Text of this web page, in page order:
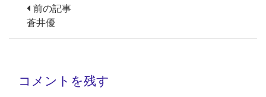
前の記事
蒼井優
コメントを残す